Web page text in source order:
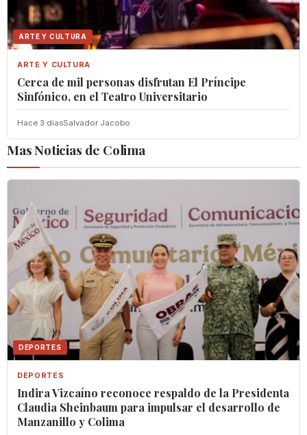
ARTE Y CULTURA
ARTE Y CULTURA
Cerca de mil personas disfrutan El Príncipe
Sinfónico, en el Teatro Universitario
Hace 3 diasSalvador Jacobo
Mas Noticias de Colima
DEPORTES
DEPORTES
Indira Vizcaíno reconoce respaldo de la Presidenta
Claudia Sheinbaum para impulsar el desarrollo de
Manzanillo y Colima